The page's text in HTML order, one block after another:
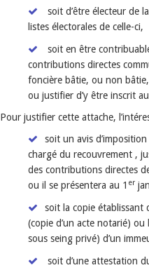
soit d’être électeur de
listes électorales de celle-ci,
soit en être
contributions directes
foncière bâtie, ou non
ou justifier d’y être inscrit
Pour justifier cette attache,
soit un avis
chargé du recouvrement ,
des contributions directes
ou il se présentera au 1 er
soit la copie établissant
(copie d’un acte notarié)
sous seing privé) d’un
soit d’une attestation